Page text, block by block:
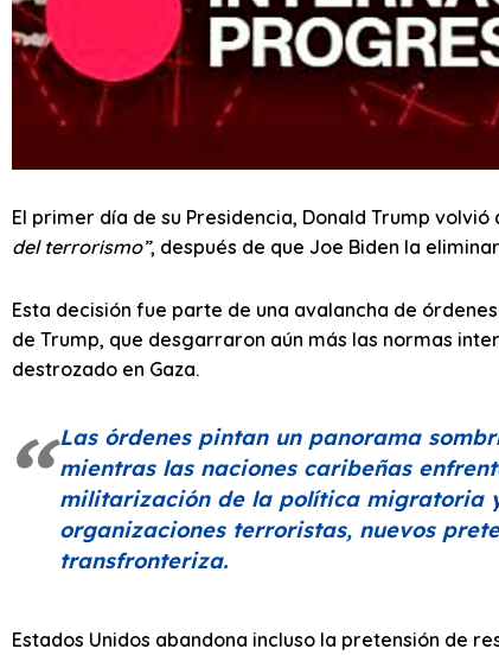
El primer día de su Presidencia, Donald Trump
del terrorismo”, después de que Joe Biden la
Esta decisión fue parte de una avalancha de
de Trump, que desgarraron aún más las normas
destrozado en Gaza.
Las órdenes pintan un panorama
mientras las naciones caribeñas
militarización de la política migratoria
organizaciones terroristas, nuevos
transfronteriza.
Estados Unidos abandona incluso la pretensión de